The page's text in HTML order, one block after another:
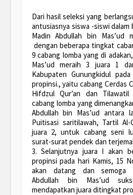
Dari hasil seleksi yang
antusiasnya siswa -siswi
Madin Abdullah bin Mas’ud
dengan beberapa tingkat
9 cabang lomba yang di
Mas’ud meraih 3 juara 1
Kabupaten Gunungkidul
propinsi., yaitu cabang Cerdas
Hifdzul Qur’an dan Tilawatil
cabang lomba yang
Abdullah bin Mas’ud antara
Puitisasi saritilawah, Tartil Al-
juara 2, untuk cabang seni
surat-surat pendek dan
3. Selanjutnya juara I akan
propinsi pada hari Kamis, 15
akan datang dan semoga
Abdullah bin Mas’ud
mendapatkan juara ditingkat